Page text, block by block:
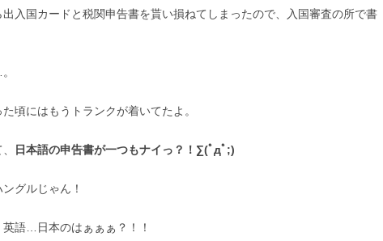
入国カードと税関申告書を貰い損ねてしまったので、入国審査の所で書
頃にはもうトランクが着いてたよ。
日本語の申告書が一つもナイっ？！∑(ﾟдﾟ;)
グルじゃん！
語…日本のはぁぁぁ？！！